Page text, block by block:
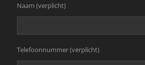
Naam (verplicht)
Telefoonnummer (verplicht)